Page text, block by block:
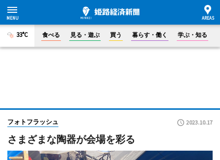
33°C 食べる 見る・遊ぶ 買う 暮らす・働く 学ぶ・知る
フォトフラッシュ 2023.10.17
さまざまな陶器が会場を彩る